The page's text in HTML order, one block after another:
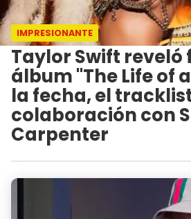
IMPRESIONANTE
Taylor Swift reveló
álbum "The Life of
la fecha, el
colaboración con
Carpenter